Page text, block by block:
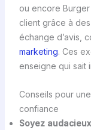
ou encore
client grâce à
échange d’avis,
marketing. Ces
enseigne qui sait
Conseils pour
confiance
Soyez